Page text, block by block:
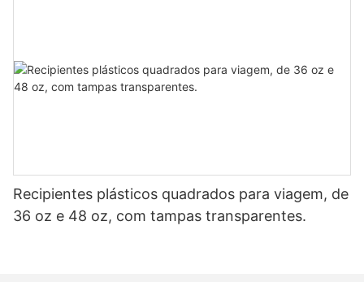
Recipientes plásticos quadrados para viagem, de
36 oz e 48 oz, com tampas transparentes.